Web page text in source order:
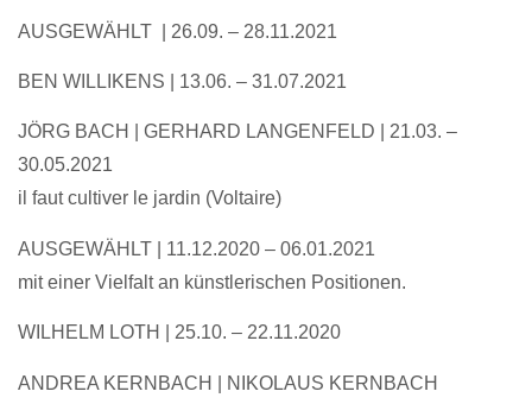
AUSGEWÄHLT | 26.09. – 28.11.2021
BEN WILLIKENS | 13.06. – 31.07.2021
JÖRG BACH | GERHARD LANGENFELD | 21.03. –
30.05.2021
il faut cultiver le jardin (Voltaire)
AUSGEWÄHLT
| 11.12.2020 – 06.01.2021
mit einer Vielfalt an künstlerischen Positionen.
WILHELM LOTH | 25.10. – 22.11.2020
ANDREA KERNBACH | NIKOLAUS KERNBACH